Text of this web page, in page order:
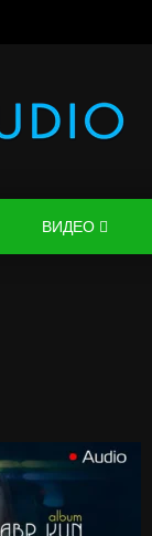
ВИДЕО